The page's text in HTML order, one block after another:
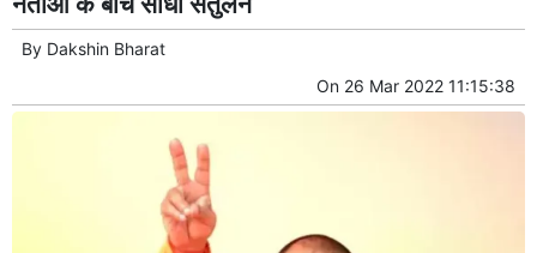
By Dakshin Bharat
On 26 Mar 2022 11:15:38